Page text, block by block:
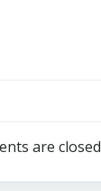
are closed